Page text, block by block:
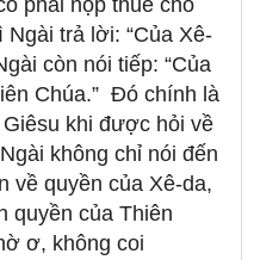
phải nộp thuế cho
Ngài trả lời: “Của Xê-
còn nói tiếp: “Của
Chúa.” Đó chính là
khi được hỏi về
Ngài không chỉ nói đến
về quyền của Xê-da,
quyền của Thiên
ơ, không coi